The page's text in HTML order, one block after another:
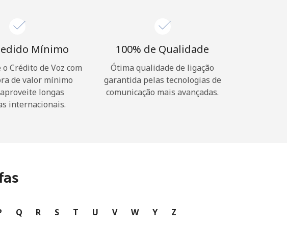
sua senha? →
Mínimo
Crédito de Voz com
de valor mínimo
longas
internacionais.
100% de Qualidade
Ótima qualidade de ligação
garantida pelas tecnologias de
comunicação mais avançadas.
Q R S T U V W Y Z